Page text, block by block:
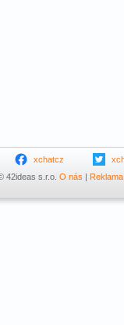
xchatcz
42ideas s.r.o. O nás | Reklama